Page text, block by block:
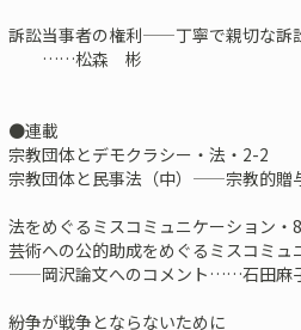
訴訟当事者の権利——丁寧で親切な訴
……松森 彬
●連載
宗教団体とデモクラシー・法・2-2
宗教団体と民事法（中）——宗教的
法をめぐるミスコミュニケーション・
芸術への公的助成をめぐるミスコミ
——岡沢論文へのコメント……石田
紛争が戦争とならないために